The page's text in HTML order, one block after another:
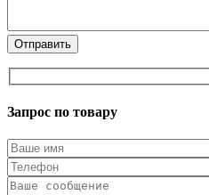
Запрос по товару